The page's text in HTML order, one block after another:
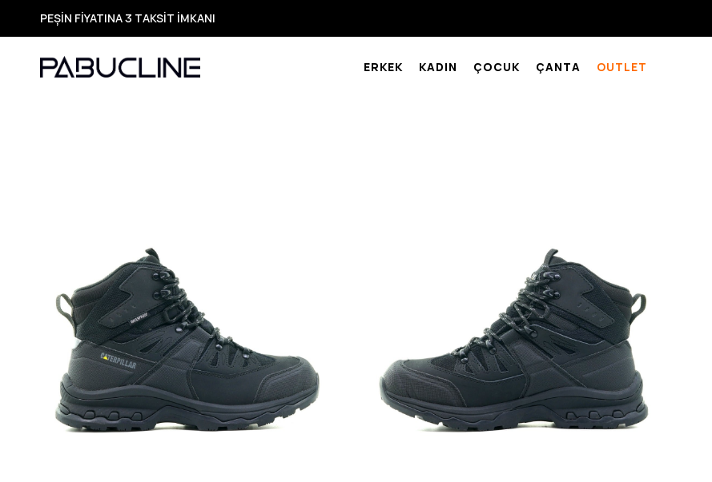
TÜM ÜRÜNLERDE ÜCRETSİZ KARGO
Yeni Sezon Ürünlerde Özel Fırsatlar
Seçili Ürünlerde Hızlı Teslimat
ERKEK KADIN ÇOCUK ÇANTA OUTLET